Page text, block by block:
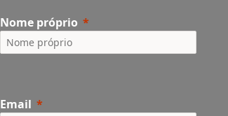
Nome próprio
Email